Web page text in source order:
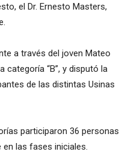
el Dr. Ernesto Masters,
a través del joven Mateo
categoría “B”, y disputó la
de las distintas Usinas
participaron 36 personas
las fases iniciales.